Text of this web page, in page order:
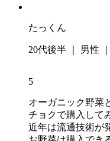
たっくん
20代後半 ｜ 男性
5
オーガニック野菜
チョクで購入して
近年は流通技術が